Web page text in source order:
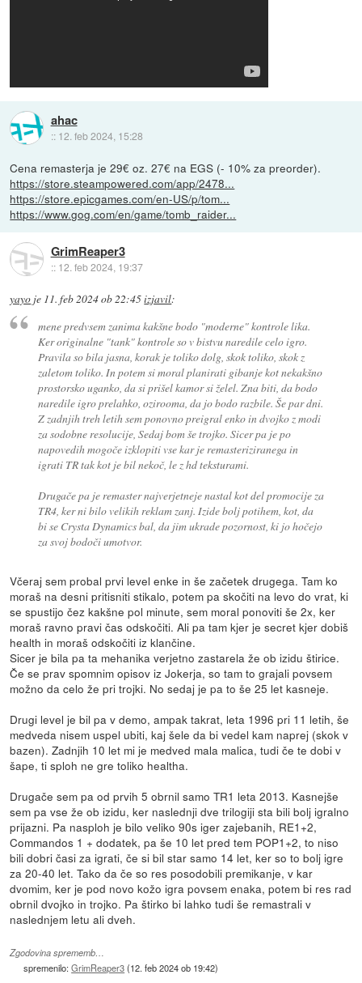
ahac
:: 12. feb 2024, 15:28
Cena remasterja je 29€ oz. 27€ na EGS (- 10% za preorder).
https://store.steampowered.com/app/2478...
https://store.epicgames.com/en-US/p/tom...
https://www.gog.com/en/game/tomb_raider...
GrimReaper3
:: 12. feb 2024, 19:37
yayo je 11. feb 2024 ob 22:45izjavil:
mene predvsem zanima kakšne bodo "moderne" kontrole lika.
Ker originalne "tank" kontrole so v bistvu naredile celo igro.
Pravila so bila jasna, korak je toliko dolg, skok toliko, skok z
zaletom toliko. In potem si moral planirati gibanje kot nekakšno
prostorsko uganko, da si prišel kamor si želel. Zna biti, da bodo
naredile igro prelahko, ozirooma, da jo bodo razbile. Še par dni.
Z zadnjih treh letih sem ponovno preigral enko in dvojko z modi
za sodobne resolucije, Sedaj bom še trojko. Sicer pa je po
napovedih mogoče izklopiti vse kar je remasteriziranega in
igrati TR tak kot je bil nekoč, le z hd teksturami.
Drugače pa je remaster najverjetneje nastal kot del promocije za
TR4, ker ni bilo velikih reklam zanj. Izide bolj potihem, kot, da
bi se Crysta Dynamics bal, da jim ukrade pozornost, ki jo hočejo
za svoj bodoči umotvor.
Včeraj sem probal prvi level enke in še začetek drugega. Tam ko
moraš na desni pritisniti stikalo, potem pa skočiti na levo do vrat, ki
se spustijo čez kakšne pol minute, sem moral ponoviti še 2x, ker
moraš ravno pravi čas odskočiti. Ali pa tam kjer je secret kjer dobiš
health in moraš odskočiti iz klančine.
Sicer je bila pa ta mehanika verjetno zastarela že ob izidu štirice.
Če se prav spomnim opisov iz Jokerja, so tam to grajali povsem
možno da celo že pri trojki. No sedaj je pa to še 25 let kasneje.
Drugi level je bil pa v demo, ampak takrat, leta 1996 pri 11 letih, še
medveda nisem uspel ubiti, kaj šele da bi vedel kam naprej (skok v
bazen). Zadnjih 10 let mi je medved mala malica, tudi če te dobi v
šape, ti sploh ne gre toliko healtha.
Drugače sem pa od prvih 5 obrnil samo TR1 leta 2013. Kasnejše
sem pa vse že ob izidu, ker naslednji dve trilogiji sta bili bolj igralno
prijazni. Pa nasploh je bilo veliko 90s iger zajebanih, RE1+2,
Commandos 1 + dodatek, pa še 10 let pred tem POP1+2, to niso
bili dobri časi za igrati, če si bil star samo 14 let, ker so to bolj igre
za 20-40 let. Tako da če so res posodobili premikanje, v kar
dvomim, ker je pod novo kožo igra povsem enaka, potem bi res rad
obrnil dvojko in trojko. Pa štirko bi lahko tudi še remastrali v
naslednjem letu ali dveh.
Zgodovina sprememb…
spremenilo:GrimReaper3(12. feb 2024 ob 19:42)